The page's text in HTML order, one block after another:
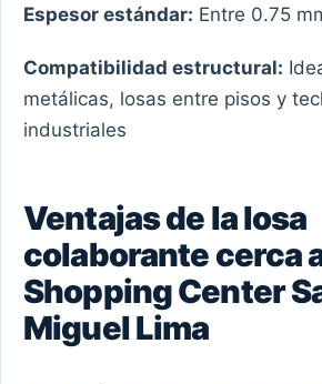
Espesor estándar: Entre 0.75
Compatibilidad estructural:
metálicas, losas entre pisos y
industriales
Ventajas de la losa
colaborante cerca
Shopping Center
Miguel Lima